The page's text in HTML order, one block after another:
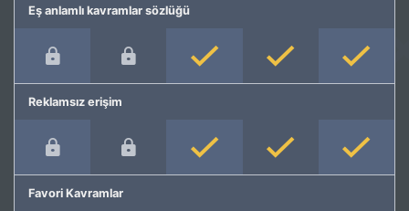
Eş anlamlı kavramlar sözlüğü
Reklamsız erişim
Favori Kavramlar